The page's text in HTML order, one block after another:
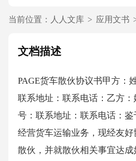
当前位置： 人人文库 > 应用文书
文档描述
PAGE货车散伙协议书 甲方：
联系地址：联系电话：乙方
号：联系地址：联系电话：鉴
经营货车运输业务，现经友好
散伙，并就散伙相关事宜达成